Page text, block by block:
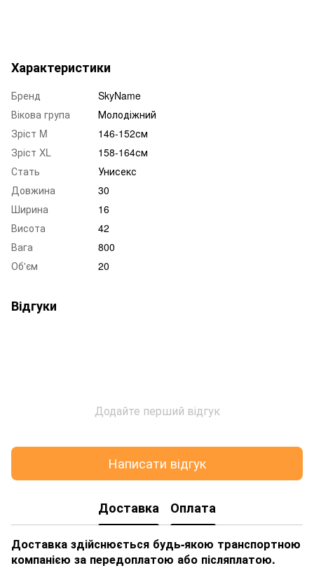
Характеристики
Бренд
SkyName
Вікова група
Молодіжний
Зріст M
146-152см
Зріст XL
158-164см
Стать
Унисекс
Довжина
30
Ширина
16
Висота
42
Вага
800
Об'єм
20
Відгуки
Додайте перший відгук
Написати відгук
Доставка Оплата
Доставка здійснюється будь-якою транспортною
компанією за передоплатою або післяплатою.